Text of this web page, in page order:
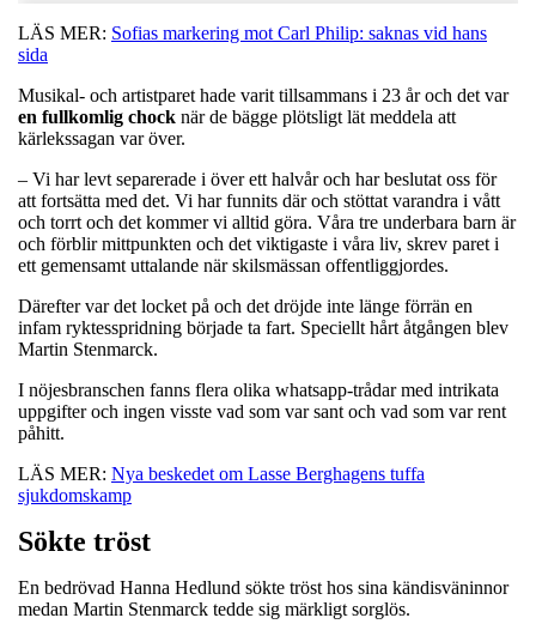
LÄS MER: Sofias markering mot Carl Philip: saknas vid hans
sida
Musikal- och artistparet hade varit tillsammans i 23 år och det var
en fullkomlig chock när de bägge plötsligt lät meddela att
kärlekssagan var över.
– Vi har levt separerade i över ett halvår och har beslutat oss för
att fortsätta med det. Vi har funnits där och stöttat varandra i vått
och torrt och det kommer vi alltid göra. Våra tre underbara barn är
och förblir mittpunkten och det viktigaste i våra liv, skrev paret i
ett gemensamt uttalande när skilsmässan offentliggjordes.
Därefter var det locket på och det dröjde inte länge förrän en
infam ryktesspridning började ta fart. Speciellt hårt åtgången blev
Martin Stenmarck.
I nöjesbranschen fanns flera olika whatsapp-trådar med intrikata
uppgifter och ingen visste vad som var sant och vad som var rent
påhitt.
LÄS MER: Nya beskedet om Lasse Berghagens tuffa
sjukdomskamp
Sökte tröst
En bedrövad Hanna Hedlund sökte tröst hos sina kändisväninnor
medan Martin Stenmarck tedde sig märkligt sorglös.